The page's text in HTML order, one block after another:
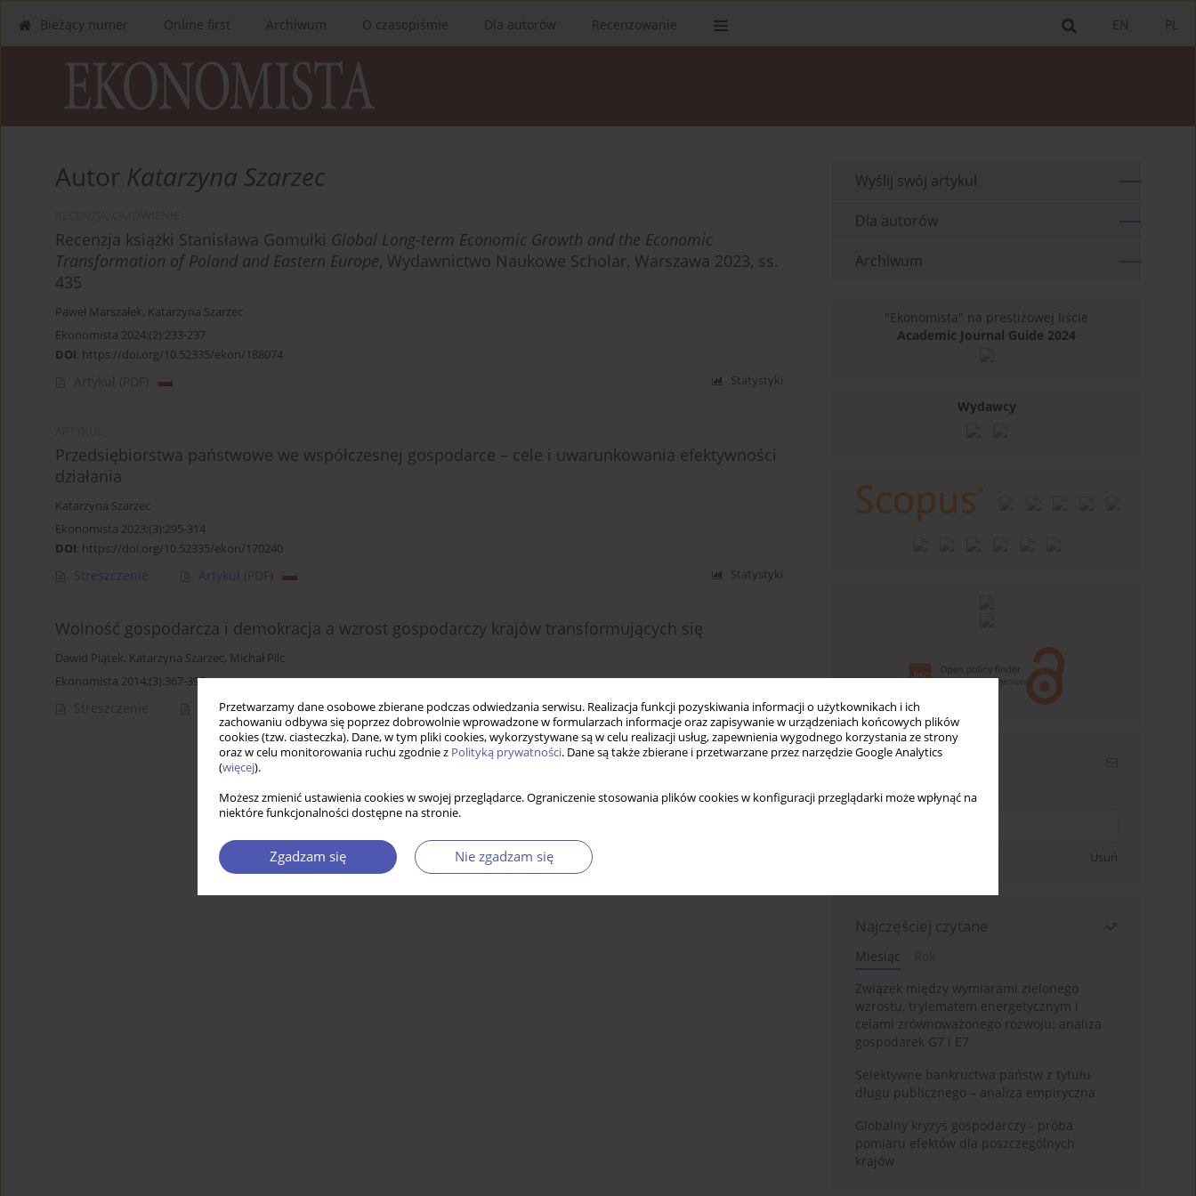
Przetwarzamy dane osobowe zbierane podczas odwiedzania serwisu. Realizacja funkcji pozyskiwania informacji o użytkownikach i ich
zachowaniu odbywa się poprzez dobrowolnie wprowadzone w formularzach informacje oraz zapisywanie w urządzeniach końcowych plików
cookies (tzw. ciasteczka). Dane, w tym pliki cookies, wykorzystywane są w celu realizacji usług, zapewnienia wygodnego korzystania ze strony
oraz w celu monitorowania ruchu zgodnie z Polityką prywatności. Dane są także zbierane i przetwarzane przez narzędzie Google Analytics
(więcej).
Możesz zmienić ustawienia cookies w swojej przeglądarce. Ograniczenie stosowania plików cookies w konfiguracji przeglądarki może wpłynąć na
niektóre funkcjonalności dostępne na stronie.
Zgadzam się Nie zgadzam się
PL
EN
Bieżący numer Online first Archiwum O czasopiśmie Dla autorów Recenzowanie
Autor Katarzyna Szarzec
Recenzja książki Stanisława Gomułki Global Long-term Economic Growth and the Economic
Transformation of Poland and Eastern Europe, Wydawnictwo Naukowe Scholar, Warszawa 2023, ss.
435
Paweł Marszałek, Katarzyna Szarzec
Ekonomista 2024;(2):233-237
DOI: https://doi.org/10.52335/ekon/188074
Artykuł (PDF) Statystyki
Przedsiębiorstwa państwowe we współczesnej gospodarce – cele i uwarunkowania efektywności
działania
Katarzyna Szarzec
Ekonomista 2023;(3):295-314
DOI: https://doi.org/10.52335/ekon/170240
Streszczenie Artykuł (PDF) Statystyki
Wolność gospodarcza i demokracja a wzrost gospodarczy krajów transformujących się
Dawid Piątek, Katarzyna Szarzec, Michał Pilc
Ekonomista 2014;(3):367-395
Streszczenie Artykuł(PDF) Statystyki
Wyślij swój artykuł
Dla autorów
Archiwum
"Ekonomista" na prestiżowej liście
Academic Journal Guide 2024
Wydawcy
Newsletter
Wpisz swój adres email
Usuń
Najczęściej czytane
Miesiąc
Związek między wymiarami zielonego
wzrostu, trylematem energetycznym i
celami zrównoważonego rozwoju: analiza
gospodarek G7 i E7
Selektywne bankructwa państw z tytułu
długu publicznego – analiza empiryczna
Globalny kryzys gospodarczy - próba
pomiaru efektów dla poszczególnych
krajów